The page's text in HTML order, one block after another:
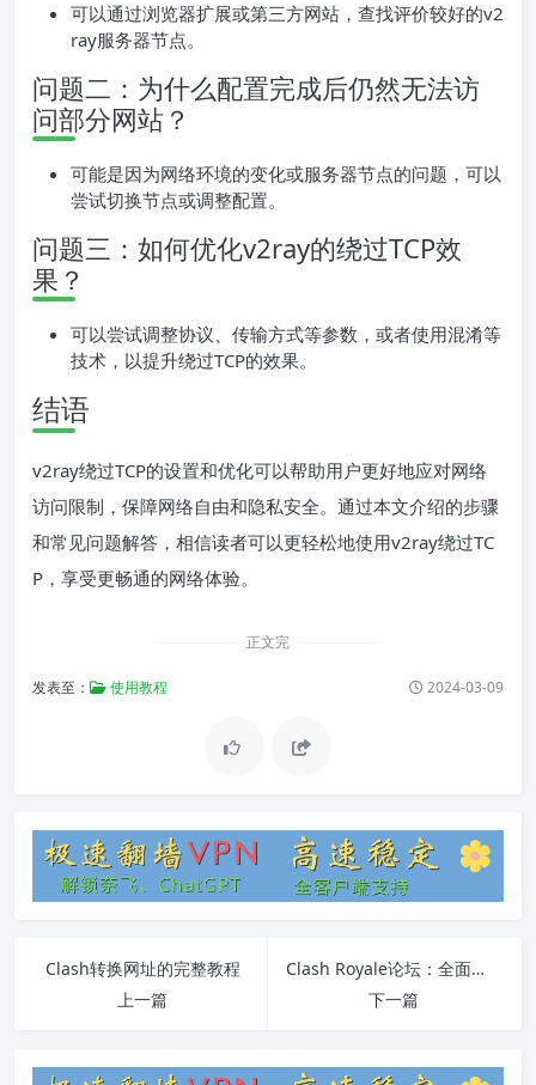
可以通过浏览器扩展或第三方网站，查找评价较好的v2
ray服务器节点。
问题二：为什么配置完成后仍然无法访
问部分网站？
可能是因为网络环境的变化或服务器节点的问题，可以
尝试切换节点或调整配置。
问题三：如何优化v2ray的绕过TCP效
果？
可以尝试调整协议、传输方式等参数，或者使用混淆等
技术，以提升绕过TCP的效果。
结语
v2ray绕过TCP的设置和优化可以帮助用户更好地应对网络
访问限制，保障网络自由和隐私安全。通过本文介绍的步骤
和常见问题解答，相信读者可以更轻松地使用v2ray绕过TC
P，享受更畅通的网络体验。
正文完
发表至： 使用教程 2024-03-09
Clash转换网址的完整教程
上一篇
Clash Royale论坛：全面使用教程与常见问题解答
下一篇